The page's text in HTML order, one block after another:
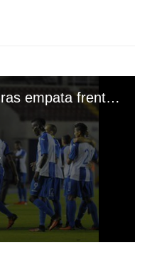
La Selección de Honduras empata frente a Costa Rica